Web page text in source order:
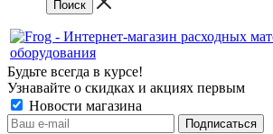
Будьте всегда в курсе!
Узнавайте о скидках и акциях первым
Новости магазина